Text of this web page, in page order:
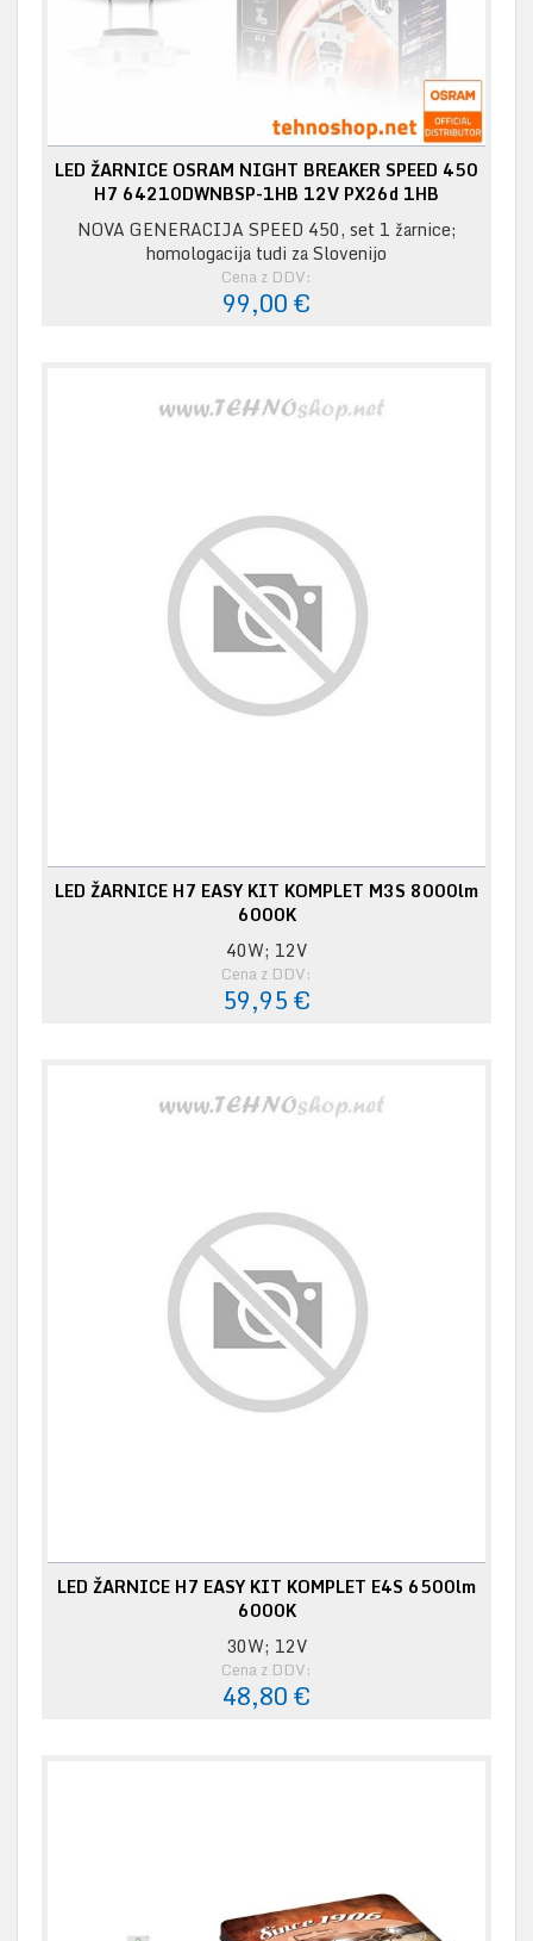
LED ŽARNICE OSRAM NIGHT BREAKER SPEED 450
H7 64210DWNBSP-1HB 12V PX26d 1HB
NOVA GENERACIJA SPEED 450, set 1 žarnice;
homologacija tudi za Slovenijo
Cena z DDV:
99,00 €
LED ŽARNICE H7 EASY KIT KOMPLET M3S 8000lm
6000K
40W; 12V
Cena z DDV:
59,95 €
LED ŽARNICE H7 EASY KIT KOMPLET E4S 6500lm
6000K
30W; 12V
Cena z DDV:
48,80 €